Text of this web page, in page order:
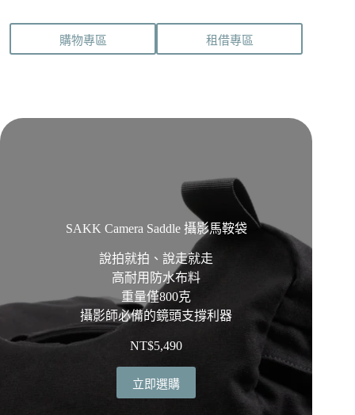
購物專區 租借專區
SAKK Camera Saddle 攝影馬鞍袋
說拍就拍、說走就走
高耐用防水布料
重量僅800克
攝影師必備的鏡頭支撐利器
NT$5,490
立即選購